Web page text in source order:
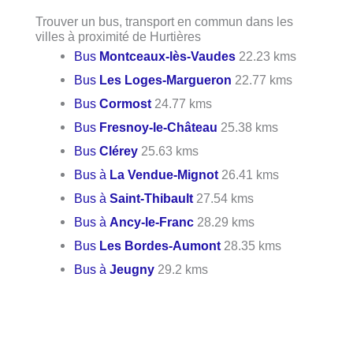
Trouver un bus, transport en commun dans les
villes à proximité de Hurtières
Bus Montceaux-lès-Vaudes 22.23 kms
Bus Les Loges-Margueron 22.77 kms
BusCormost 24.77 kms
Bus Fresnoy-le-Château 25.38 kms
BusClérey 25.63 kms
Bus à La Vendue-Mignot 26.41 kms
Bus àSaint-Thibault 27.54 kms
Bus àAncy-le-Franc 28.29 kms
Bus Les Bordes-Aumont 28.35 kms
Bus àJeugny 29.2 kms